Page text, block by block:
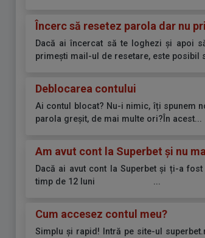
Încerc să resetez parola dar nu
Dacă ai încercat să te loghezi și apoi
primești mail-ul de resetare, este posibil
Deblocarea contului
Ai contul blocat? Nu-i nimic, îți spunem
parola greșit, de mai multe ori?În acest...
Am avut cont la Superbet și nu
Dacă ai avut cont la Superbet și ți-a
timp de 12 luni ...
Cum accesez contul meu?
Simplu și rapid! Intră pe site-ul